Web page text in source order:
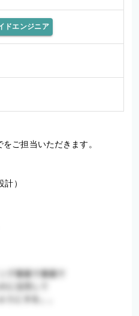
ドエンジニア
ご担当いただきます。
）